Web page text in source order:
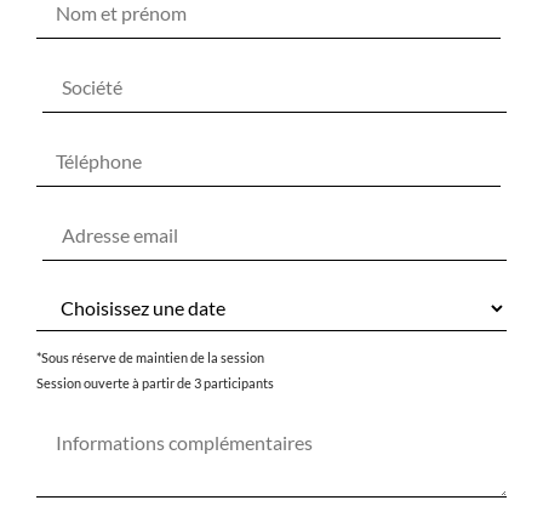
*Sous réserve de maintien de la session
Session ouverte à partir de 3 participants